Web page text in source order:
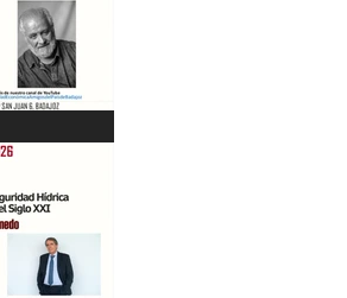
Ciclo de Arte
05/26